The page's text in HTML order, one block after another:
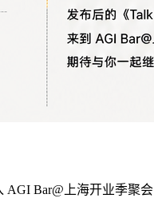
Bar@上海开业季聚会